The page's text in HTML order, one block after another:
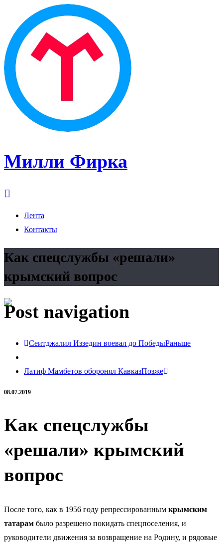
Милли Фирка
Лента
Контакты
Как спецслужбы «решали»
крымский вопрос
Post navigation
Сеитджалил Иззедин воевал до ПобедыРаньше
Латиф Мамбетов оборонял КавказПозже
08.07.2019
Как спецслужбы
«решали» крымский
вопрос
После того, как в 1956 году репрессированным крымским
татарам было разрешено покидать спецпоселения, и
руководители движения за возвращение на Родину, и рядовые